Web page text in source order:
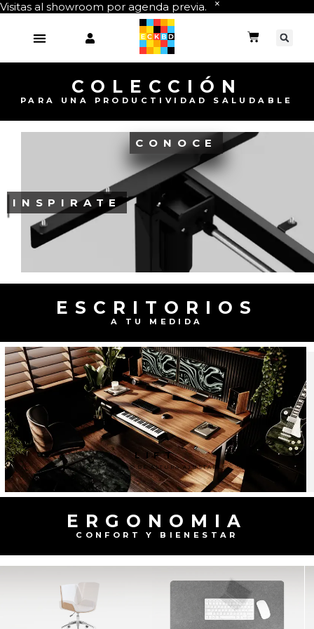
Visitas al showroom por agenda previa.
COLECCIÓN
PARA UNA PRODUCTIVIDAD SALUDABLE
INSPIRATE
CONOCE
ESCRITORIOS
A TU MEDIDA
LIFT
ESCRITORIOS DE ALTURA AJUSTABLE
ERGONOMIA
CONFORT Y BIENESTAR